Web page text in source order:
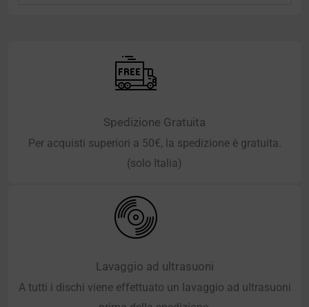
Spedizione Gratuita
Per acquisti superiori a 50€, la spedizione è gratuita.
(solo Italia)
Lavaggio ad ultrasuoni
A tutti i dischi viene effettuato un lavaggio ad ultrasuoni